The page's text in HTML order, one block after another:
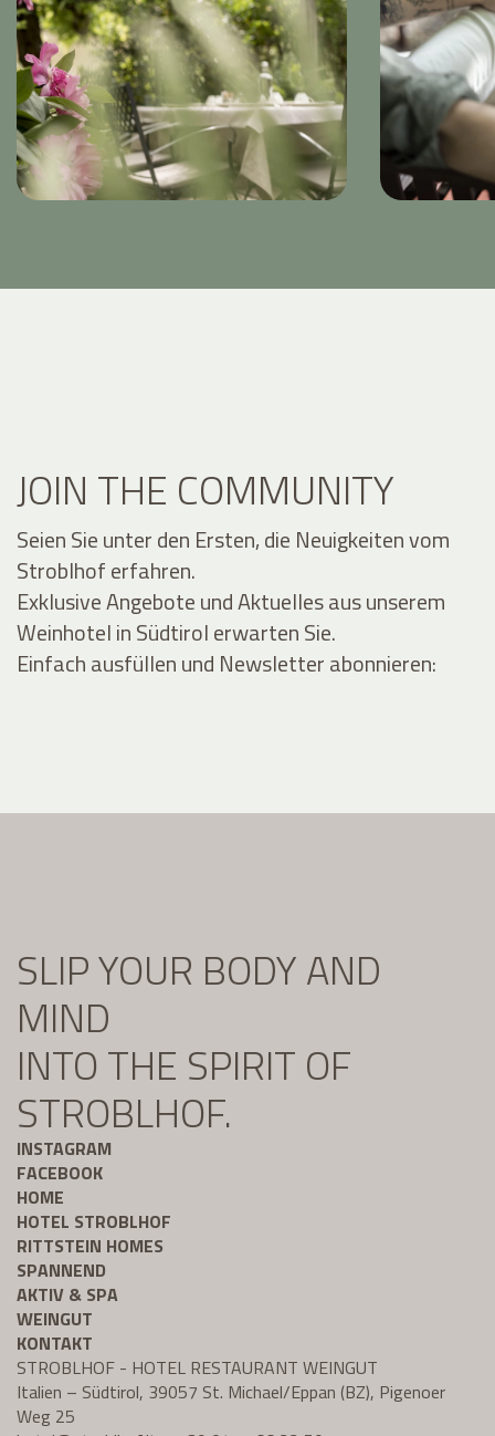
JOIN THE COMMUNITY
Seien Sie unter den Ersten, die Neuigkeiten vom
Stroblhof erfahren.
Exklusive Angebote und Aktuelles aus unserem
Weinhotel in Südtirol erwarten Sie.
Einfach ausfüllen und Newsletter abonnieren:
SLIP YOUR BODY AND
MIND
INTO THE SPIRIT OF
STROBLHOF.
INSTAGRAM
FACEBOOK
HOME
HOTEL STROBLHOF
RITTSTEIN HOMES
SPANNEND
AKTIV & SPA
WEINGUT
KONTAKT
STROBLHOF - HOTEL RESTAURANT WEINGUT
Italien – Südtirol, 39057 St. Michael/Eppan (BZ), Pigenoer
Weg 25